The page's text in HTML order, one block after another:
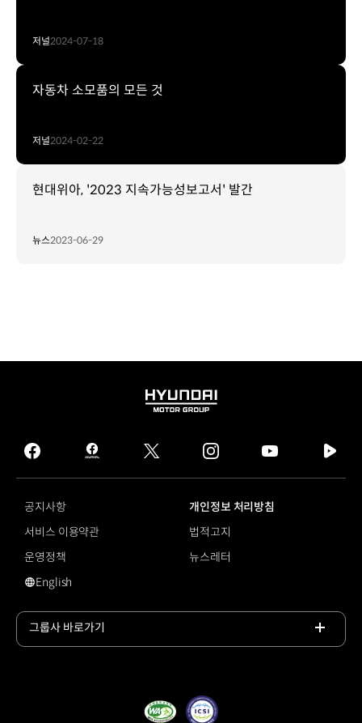
저널2024-07-18
자동차 소모품의 모든 것
저널2024-02-22
현대위아, '2023 지속가능성보고서' 발간
뉴스2023-06-29
HYUNDAI
GROUP
facebook
hmg
journal
twitter instagram
tv
공지사항
개인정보 처리방침
서비스 이용약관
법적고지
운영정책
뉴스레터
#부품
English
그룹사 바로가기